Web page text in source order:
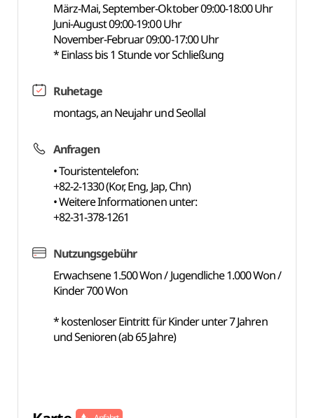
März-Mai, September-Oktober 09:00-18:00 Uhr
Juni-August 09:00-19:00 Uhr
November-Februar 09:00-17:00 Uhr
* Einlass bis 1 Stunde vor Schließung
Ruhetage
montags, an Neujahr und Seollal
Anfragen
• Touristentelefon:
+82-2-1330 (Kor, Eng, Jap, Chn)
• Weitere Informationen unter:
+82-31-378-1261
Nutzungsgebühr
Erwachsene 1.500 Won / Jugendliche 1.000 Won /
Kinder 700 Won
* kostenloser Eintritt für Kinder unter 7 Jahren
und Senioren (ab 65 Jahre)